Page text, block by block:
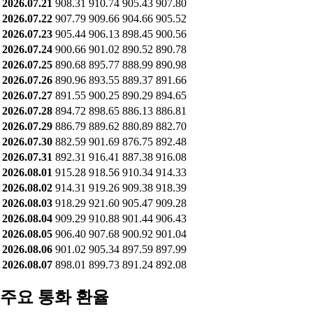
2026.07.21 908.31 910.74 905.43 907.80
2026.07.22 907.79 909.66 904.66 905.52
2026.07.23 905.44 906.13 898.45 900.56
2026.07.24 900.66 901.02 890.52 890.78
2026.07.25 890.68 895.77 888.99 890.98
2026.07.26 890.96 893.55 889.37 891.66
2026.07.27 891.55 900.25 890.29 894.65
2026.07.28 894.72 898.65 886.13 886.81
2026.07.29 886.79 889.62 880.89 882.70
2026.07.30 882.59 901.69 876.75 892.48
2026.07.31 892.31 916.41 887.38 916.08
2026.08.01 915.28 918.56 910.34 914.33
2026.08.02 914.31 919.26 909.38 918.39
2026.08.03 918.29 921.60 905.47 909.28
2026.08.04 909.29 910.88 901.44 906.43
2026.08.05 906.40 907.68 900.92 901.04
2026.08.06 901.02 905.34 897.59 897.99
2026.08.07 898.01 899.73 891.24 892.08
주요 통화 환율